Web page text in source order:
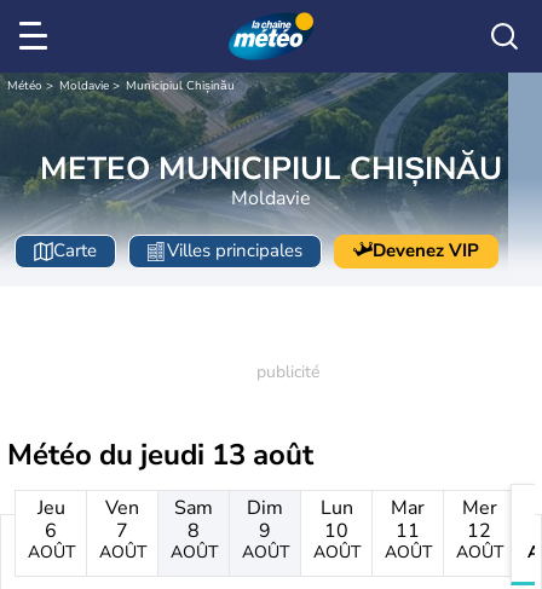
Météo Moldavie Municipiul Chișinău
METEO MUNICIPIUL CHIȘINĂU
Moldavie
Carte Villes principales Devenez VIP
Météo du jeudi 13 août
Jeu
6
AOÛT
Ven
7
AOÛT
Sam
8
AOÛT
Dim
9
AOÛT
Lun
10
AOÛT
Mar
11
AOÛT
Mer
12
AOÛT